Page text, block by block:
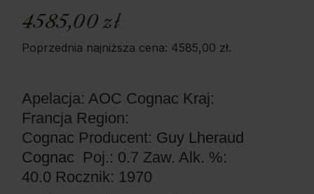
4585,00zł
Poprzednia najniższa cena: 4585,00 zł.
Apelacja: AOC Cognac Kraj:
Francja Region:
Cognac Producent: Guy Lheraud
Cognac Poj.: 0.7 Zaw. Alk. %:
40.0 Rocznik: 1970